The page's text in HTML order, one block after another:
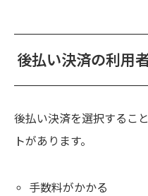
後払い決済の利用
後払い決済を選択するこ
トがあります。
手数料がかかる